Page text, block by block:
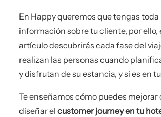
En Happy queremos que tengas toda
información sobre tu cliente, por ello,
artículo descubrirás cada fase del
realizan las personas cuando
y disfrutan de su estancia, y si es en
Te enseñamos cómo puedes mejorar
diseñar elcustomer journey en tu